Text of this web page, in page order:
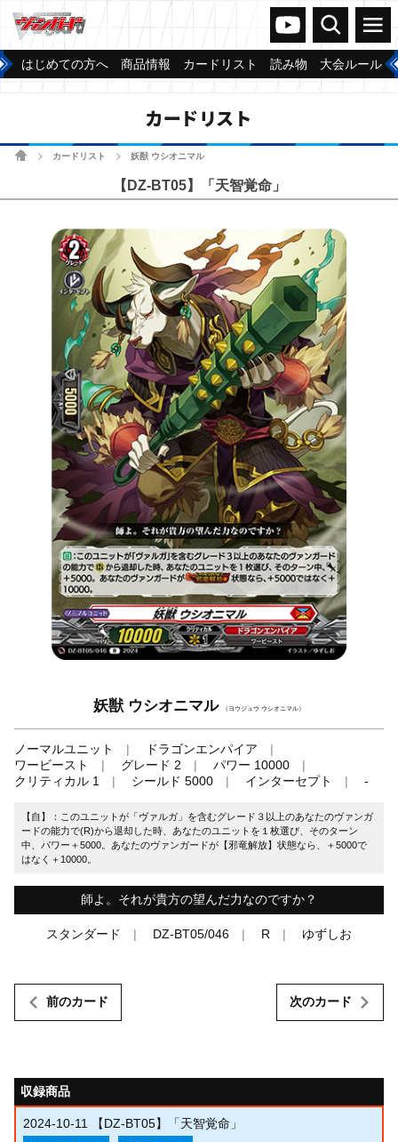
ヴァンガードch
検索 メニュー
はじめての方へ 商品情報 カードリスト 読み物 大会ルール
カードリスト
ホームカードリスト 妖獣 ウシオニマル
【DZ-BT05】「天智覚命」
妖獣 ウシオニマル （ヨウジュウ ウシオニマル）
ノーマルユニット
ドラゴンエンパイア
ワービースト
グレード 2
パワー 10000
クリティカル 1
シールド 5000 インターセプト -
【自】：このユニットが「ヴァルガ」を含むグレード３以上のあなたのヴァンガ
ードの能力で(R)から退却した時、あなたのユニットを１枚選び、そのターン
中、パワー＋5000。あなたのヴァンガードが【邪竜解放】状態なら、＋5000で
はなく＋10000。
師よ。それが貴方の望んだ力なのですか？
スタンダード DZ-BT05/046 R ゆずしお
前のカード 次のカード
収録商品
2024-10-11 【DZ-BT05】「天智覚命」